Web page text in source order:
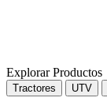
Explorar Productos
Tractores UTV